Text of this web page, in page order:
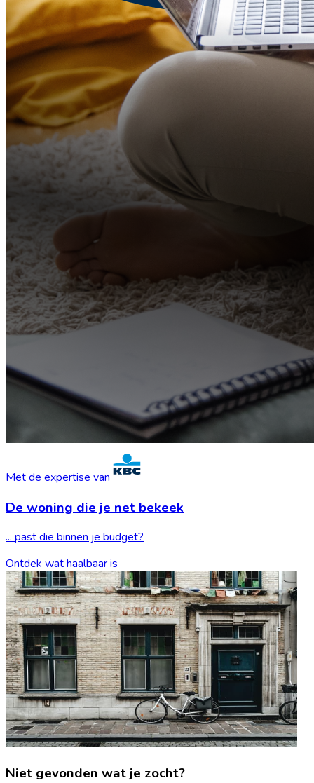
Met de expertise van
De woning die je net bekeek
... past die binnen je budget?
Ontdek wat haalbaar is
Niet gevonden wat je zocht?